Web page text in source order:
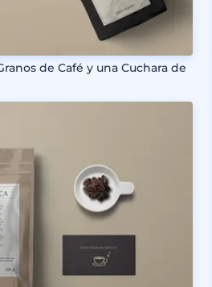
de Café y una Cuchara de